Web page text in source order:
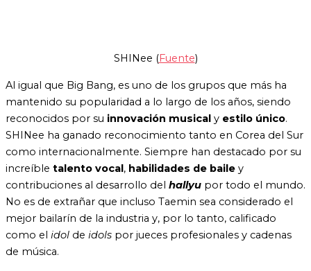
SHINee (Fuente)
Al igual que Big Bang, es uno de los grupos que más ha
mantenido su popularidad a lo largo de los años, siendo
reconocidos por su innovación musical y estilo único.
SHINee ha ganado reconocimiento tanto en Corea del Sur
como internacionalmente. Siempre han destacado por su
increíble talento vocal, habilidades de baile y
contribuciones al desarrollo del hallyu por todo el mundo.
No es de extrañar que incluso Taemin sea considerado el
mejor bailarín de la industria y, por lo tanto, calificado
como el idol de idols por jueces profesionales y cadenas
de música.